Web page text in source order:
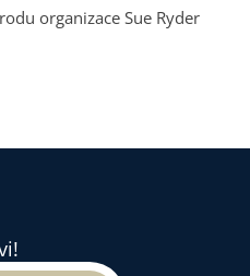
organizace Sue Ryder